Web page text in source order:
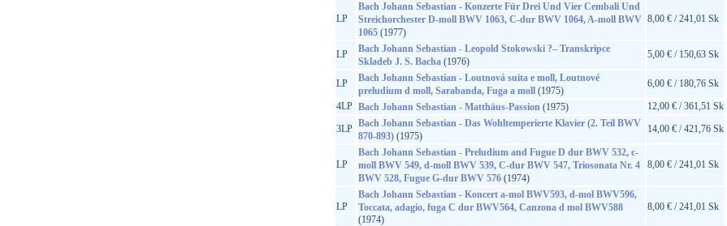
LP
Bach Johann Sebastian - Konzerte Für Drei Und Vier Cembali Und
Streichorchester D-moll BWV 1063, C-dur BWV 1064, A-moll BWV
1065(1977)
8,00 € / 241,01 Sk
LP
Bach Johann Sebastian - Leopold Stokowski ?– Transkripce
Skladeb J. S. Bacha(1976)
5,00 € / 150,63 Sk
LP
Bach Johann Sebastian - Loutnová suita e moll, Loutnové
preludium d moll, Sarabanda, Fuga a moll(1975)
6,00 € / 180,76 Sk
4LP Bach Johann Sebastian - Matthäus-Passion(1975)
12,00 € / 361,51 Sk
3LP Bach Johann Sebastian - Das Wohltemperierte Klavier (2. Teil BWV
870-893)(1975)
14,00 € / 421,76 Sk
LP
Bach Johann Sebastian - Preludium and Fugue D dur BWV 532, c-
moll BWV 549, d-moll BWV 539, C-dur BWV 547, Triosonata Nr. 4
BWV 528, Fugue G-dur BWV 576(1974)
8,00 € / 241,01 Sk
LP
Bach Johann Sebastian - Koncert a-mol BWV593, d-mol BWV596,
Toccata, adagio, fuga C dur BWV564, Canzona d mol BWV588
(1974)
8,00 € / 241,01 Sk